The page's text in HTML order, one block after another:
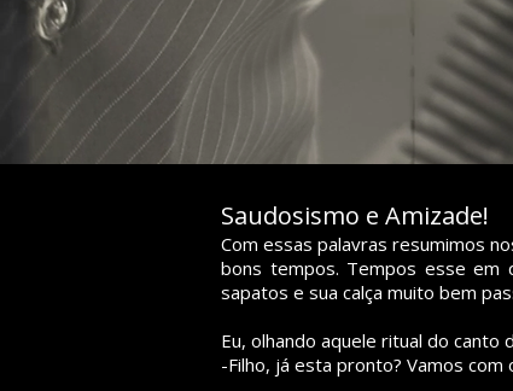
prazer, somos o
Saudosismo e Amizade!
Com essas palavras resumimos
bons tempos. Tempos esse em
sapatos e sua calça muito bem
Eu, olhando aquele ritual do canto
-Filho, já esta pronto? Vamos com